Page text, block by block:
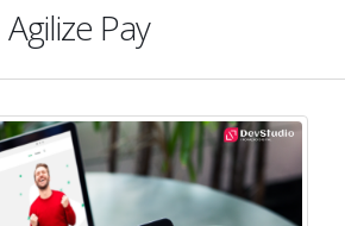
Agilize Pay